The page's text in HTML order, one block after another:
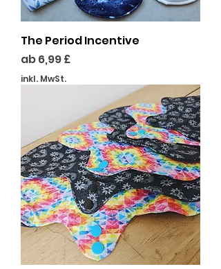
The Period Incentive
ab6,99 £
Sale-Preis
inkl. MwSt.